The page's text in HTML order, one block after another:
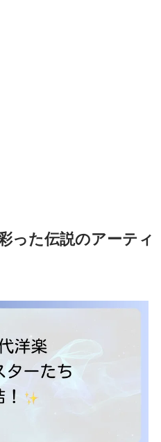
った伝説のアーティ